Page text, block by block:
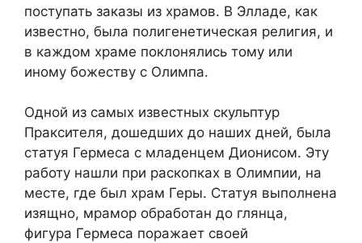
поступать заказы из храмов. В Элладе, как
известно, была полигенетическая религия, и
в каждом храме поклонялись тому или
иному божеству с Олимпа.
Одной из самых известных скульптур
Праксителя, дошедших до наших дней, была
статуя Гермеса с младенцем Дионисом. Эту
работу нашли при раскопках в Олимпии, на
месте, где был храм Геры. Статуя выполнена
изящно, мрамор обработан до глянца,
фигура Гермеса поражает своей